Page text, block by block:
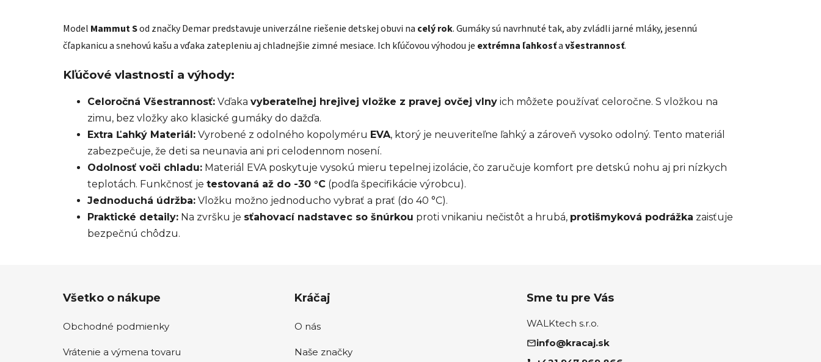
Model Mammut Sod značky Demar predstavuje univerzálne riešenie detskej obuvi na celý rok. Gumáky sú navrhnuté tak, aby zvládli jarné mláky, jesennú
čľapkanicu a snehovú kašu a vďaka zatepleniu aj chladnejšie zimné mesiace. Ich kľúčovou výhodou je extrémna ľahkosťavšestrannosť.
Kľúčové vlastnosti a výhody:
Celoročná Všestrannosť: Vďaka vyberateľnej hrejivej vložke z pravej ovčej vlny ich môžete používať celoročne. S vložkou na
zimu, bez vložky ako klasické gumáky do dažďa.
Extra Ľahký Materiál: Vyrobené z odolného kopolyméru EVA, ktorý je neuveriteľne ľahký a zároveň vysoko odolný. Tento materiál
zabezpečuje, že deti sa neunavia ani pri celodennom nosení.
Odolnosť voči chladu: Materiál EVA poskytuje vysokú mieru tepelnej izolácie, čo zaručuje komfort pre detskú nohu aj pri nízkych
teplotách. Funkčnosť je testovaná až do -30 °C (podľa špecifikácie výrobcu).
Jednoduchá údržba: Vložku možno jednoducho vybrať a prať (do 40 °C).
Praktické detaily: Na zvršku je sťahovací nadstavec so šnúrkou proti vnikaniu nečistôt a hrubá, protišmyková podrážka zaisťuje
bezpečnú chôdzu.
Všetko o nákupe
Obchodné podmienky
Vrátenie a výmena tovaru
Kráčaj
O nás
Naše značky
Sme tu pre Vás
WALKtech s.r.o.
info@kracaj.sk